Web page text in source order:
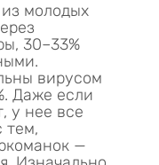
молодых
30–33%
вирусом
Даже если
у нее все
тем,
—